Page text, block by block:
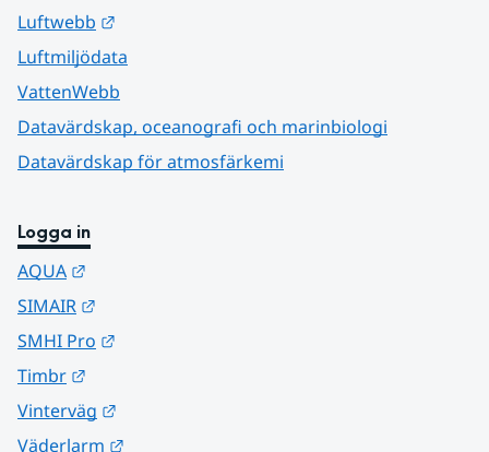
Luftwebb
Luftmiljödata
VattenWebb
Datavärdskap, oceanografi och marinbiologi
Datavärdskap för atmosfärkemi
Logga in
AQUA
SIMAIR
SMHI Pro
Timbr
Vinterväg
Väderlarm